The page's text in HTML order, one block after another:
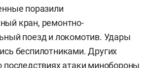
поразили
кран, ремонтно-
поезд и локомотив. Удары
беспилотниками. Других
последствиях атаки минобороны